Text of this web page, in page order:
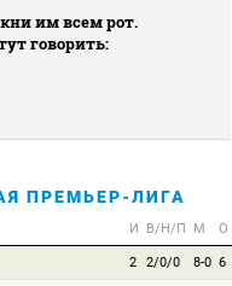
им всем рот.
говорить:
ПРЕМЬЕР-ЛИГА
И В/Н/П М О
2 2/0/0 8-0 6